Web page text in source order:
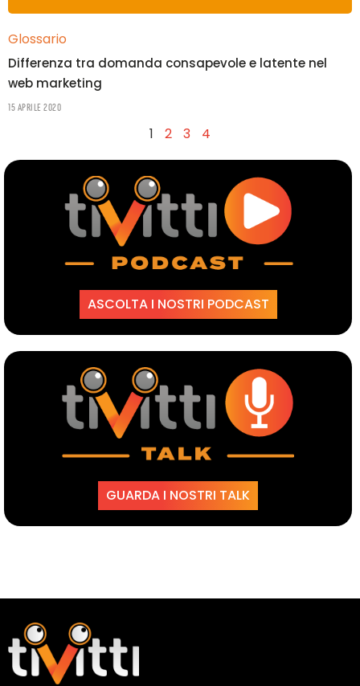
Glossario
Differenza tra domanda consapevole e latente nel
web marketing
15 Aprile 2020
1 2 3 4
ASCOLTA I NOSTRI PODCAST
GUARDA I NOSTRI TALK